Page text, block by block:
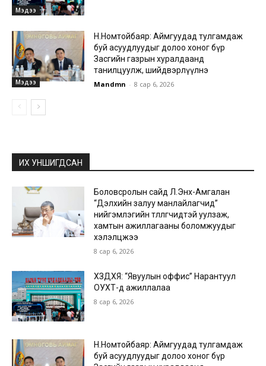
Мэдээ
Мэдээ
Н.Номтойбаяр: Аймгуудад тулгамдаж
буй асуудлуудыг долоо хоног бүр
Засгийн газрын хуралдаанд
танилцуулж, шийдвэрлүүлнэ
Mandmn - 8 сар 6, 2026
ИХ УНШИГДСАН
Боловсролын сайд Л.Энх-Амгалан
“Дэлхийн залуу манлайлагчид”
нийгэмлэгийн төлөөлөгчидтэй уулзаж,
хамтын ажиллагааны боломжуудыг
хэлэлцжээ
8 сар 6, 2026
ХЗДХЯ: “Явуулын оффис” Нарантуул
ОУХТ-д ажиллалаа
8 сар 6, 2026
Н.Номтойбаяр: Аймгуудад тулгамдаж
буй асуудлуудыг долоо хоног бүр